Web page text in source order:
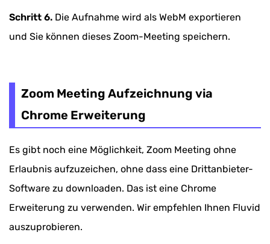
Schritt 6. Die Aufnahme wird als WebM exportieren
und Sie können dieses Zoom-Meeting speichern.
Zoom Meeting Aufzeichnung via
Chrome Erweiterung
Es gibt noch eine Möglichkeit, Zoom Meeting ohne
Erlaubnis aufzuzeichen, ohne dass eine Drittanbieter-
Software zu downloaden. Das ist eine Chrome
Erweiterung zu verwenden. Wir empfehlen Ihnen Fluvid
auszuprobieren.